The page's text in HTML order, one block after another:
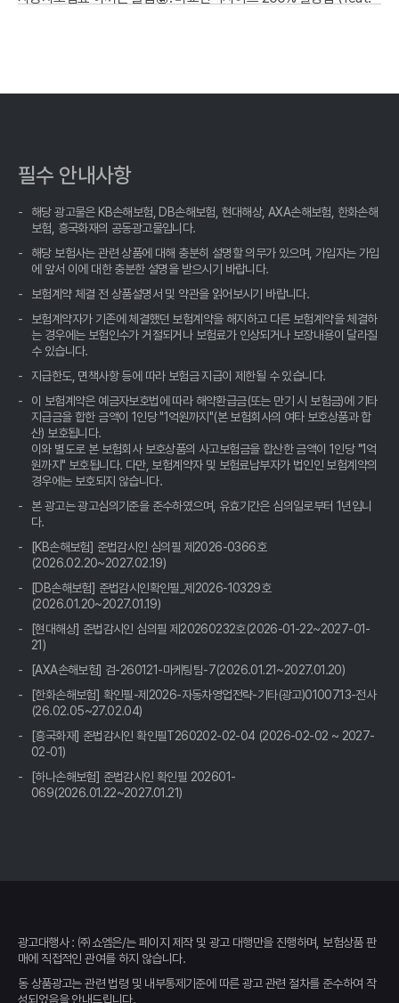
내 차 보험료, 1초 만에 나만의 맞춤 견적 확인! 똑똑하게 비교하고
득템하는 비법
자동차보험료 아끼는 꿀팁, 비교견적사이트 숨겨진 활용법 공개!
자동차보험료 아끼는 꿀팁! 비교견적 숨은 보석 찾기💎
자동차보험료 비교견적? 발품 팔지 말고, 클릭 몇 번으로 끝내는 꿀
팁!
나만 몰랐던 자동차보험료, 비교견적사이트 활용해 진짜 '내' 보험료
찾기!
자동차보험료 아끼는 꿀팁🍯: 비교견적 사이트, 숨겨진 보물찾기💎
자동차보험료 아끼는 꿀팁! 비교견적 사이트 활용법, 10년 차 베테
랑의 숨겨둔 노하우 공개
자동차보험료 비교견적, 10년 노하우로 숨은 꿀팁 대방출! 나만 몰
랐던 진짜 보험료 확인법
자동차보험료 아끼는 꿀팁! 비교견적사이트, 나만 몰랐네?
혹시 '자동차보험료 아끼는 꿀팁, 비교견적 사이트 활용법' 어떠세
요?
자동차보험료 아끼는 꿀팁: 비교견적사이트 200% 활용법
자동차보험료 아끼는 꿀팁: 비교견적 사이트 활용, 숨은 혜택 찾고
'0'원 보험 만드는 비법 공개!
운전자 필수 앱?! 자동차보험료 비교견적, 안 쓰면 손해인 이유
발품 팔 필요 없이! 내 차 보험료, 클릭 몇 번으로 최저가 찾는 비법
내 차 보험료 아끼는 꿀팁! 자동차보험료 비교견적 사이트 활용법
필수 안내사항
해당 광고물은 KB손해보험, DB손해보험, 현대해상, AXA손해보험, 한화손해
보험, 흥국화재의 공동광고물입니다.
해당 보험사는 관련 상품에 대해 충분히 설명할 의무가 있으며, 가입자는 가입
에 앞서 이에 대한 충분한 설명을 받으시기 바랍니다.
보험계약 체결 전 상품설명서 및 약관을 읽어보시기 바랍니다.
보험계약자가 기존에 체결했던 보험계약을 해지하고 다른 보험계약을 체결하
는 경우에는 보험인수가 거절되거나 보험료가 인상되거나 보장내용이 달라질
수 있습니다.
지급한도, 면책사항 등에 따라 보험금 지급이 제한될 수 있습니다.
이 보험계약은 예금자보호법에 따라 해약환급금(또는 만기 시 보험금)에 기타
지급금을 합한 금액이 1인당 "1억원까지"(본 보험회사의 여타 보호상품과 합
산) 보호됩니다.
이와 별도로 본 보험회사 보호상품의 사고보험금을 합산한 금액이 1인당 "1억
원까지" 보호됩니다. 다만, 보험계약자 및 보험료납부자가 법인인 보험계약의
경우에는 보호되지 않습니다.
본 광고는 광고심의기준을 준수하였으며, 유효기간은 심의일로부터 1년입니
다.
[KB손해보험] 준법감시인 심의필 제2026-0366호
(2026.02.20~2027.02.19)
[DB손해보험] 준법감시인확인필_제2026-10329호
(2026.01.20~2027.01.19)
[현대해상] 준법감시인 심의필 제20260232호(2026-01-22~2027-01-
21)
[AXA손해보험] 검-260121-마케팅팀-7(2026.01.21~2027.01.20)
[한화손해보험] 확인필-제2026-자동차영업전략-기타(광고)0100713-전사
(26.02.05~27.02.04)
[흥국화재] 준법감시인 확인필T260202-02-04 (2026-02-02 ~ 2027-
02-01)
[하나손해보험] 준법감시인 확인필 202601-
069(2026.01.22~2027.01.21)
광고대행사 : ㈜쇼엠은/는 페이지 제작 및 광고 대행만을 진행하며, 보험상품 판
매에 직접적인 관여를 하지 않습니다.
동 상품광고는 관련 법령 및 내부통제기준에 따른 광고 관련 절차를 준수하여 작
성되었음을 안내드립니다.